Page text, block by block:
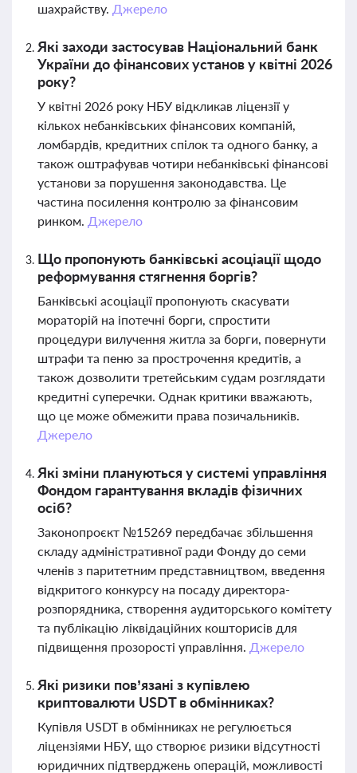
шахрайству. Джерело
Які заходи застосував Національний банк
України до фінансових установ у квітні 2026
року?
У квітні 2026 року НБУ відкликав ліцензії у
кількох небанківських фінансових компаній,
ломбардів, кредитних спілок та одного банку, а
також оштрафував чотири небанківські фінансові
установи за порушення законодавства. Це
частина посилення контролю за фінансовим
ринком. Джерело
Що пропонують банківські асоціації щодо
реформування стягнення боргів?
Банківські асоціації пропонують скасувати
мораторій на іпотечні борги, спростити
процедури вилучення житла за борги, повернути
штрафи та пеню за прострочення кредитів, а
також дозволити третейським судам розглядати
кредитні суперечки. Однак критики вважають,
що це може обмежити права позичальників.
Джерело
Які зміни плануються у системі управління
Фондом гарантування вкладів фізичних
осіб?
Законопроєкт №15269 передбачає збільшення
складу адміністративної ради Фонду до семи
членів з паритетним представництвом, введення
відкритого конкурсу на посаду директора-
розпорядника, створення аудиторського комітету
та публікацію ліквідаційних кошторисів для
підвищення прозорості управління. Джерело
Які ризики пов’язані з купівлею
криптовалюти USDT в обмінниках?
Купівля USDT в обмінниках не регулюється
ліцензіями НБУ, що створює ризики відсутності
юридичних підтверджень операцій, можливості